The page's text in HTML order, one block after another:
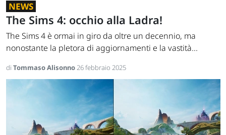
NEWS
The Sims 4: occhio alla Ladra!
The Sims 4 è ormai in giro da oltre un decennio, ma
nonostante la pletora di aggiornamenti e la vastità...
di Tommaso Alisonno26 febbraio 2025